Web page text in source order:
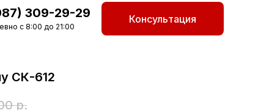
Консультация
309-29-29
с 8:00 до 21:00
СК-612
р.